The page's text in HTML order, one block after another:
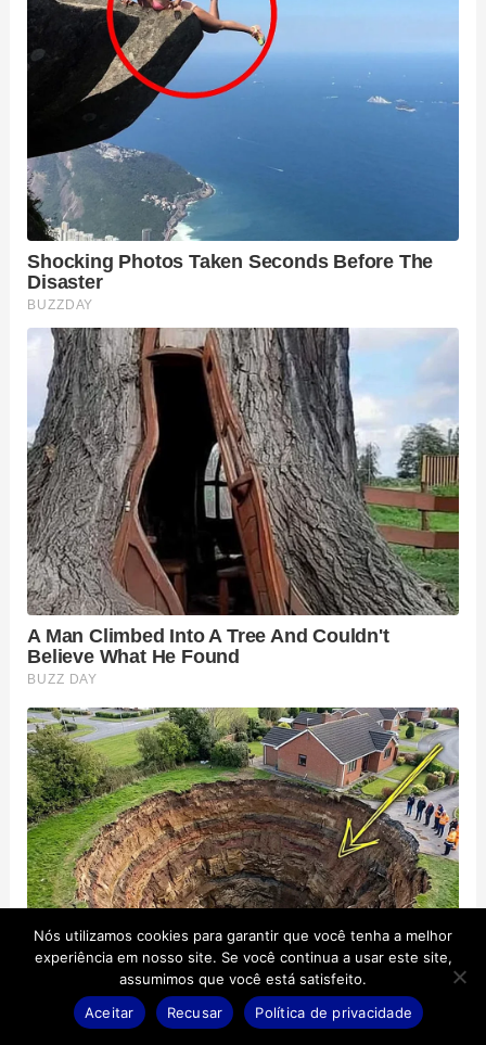
Nós utilizamos cookies para garantir que você tenha a melhor
experiência em nosso site. Se você continua a usar este site,
assumimos que você está satisfeito.
Aceitar
Recusar Política de privacidade